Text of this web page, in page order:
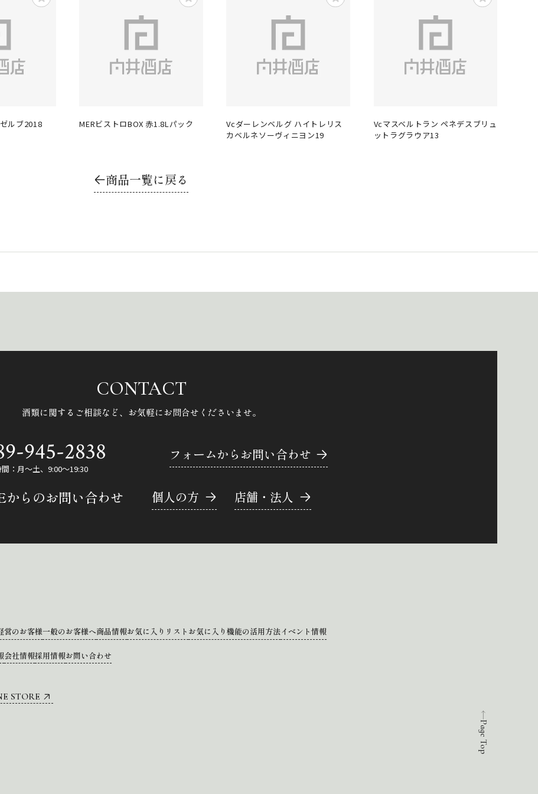
ルブ2018 MERビストロBOX 赤1.8Lパック
Vcダーレンベルグ ハイトレリス
カベルネソーヴィニヨン19
Vcマスベルトラン ペネデスブリュ
ットラグラウア13
商品一覧に戻る
Page Top
CONTACT
酒類に関するご相談など、 お気軽にお問合せくださいませ。
945-2838
：月～土、9:00～19:30
フォームからお問い合わせ
らのお問い合わせ 個人の方 店舗・法人
営のお客様一般のお客様へ商品情報お気に入りリスト お気に入り機能の活用方法イベント情報
会社情報採用情報お問い合わせ
STORE